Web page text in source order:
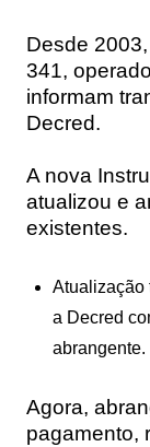
Desde
341,
informam
Decred.
A nova
atualizou e
existentes.
Atualização
a Decred
abrangente.
Agora,
pagamento,